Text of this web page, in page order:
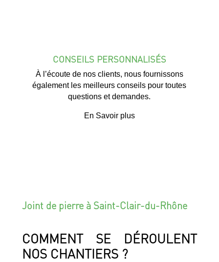
CONSEILS PERSONNALISÉS
À l’écoute de nos clients, nous fournissons
également les meilleurs conseils pour toutes
questions et demandes.
En Savoir plus
Joint de pierre à Saint-Clair-du-Rhône
COMMENT SE DÉROULENT
NOS CHANTIERS ?